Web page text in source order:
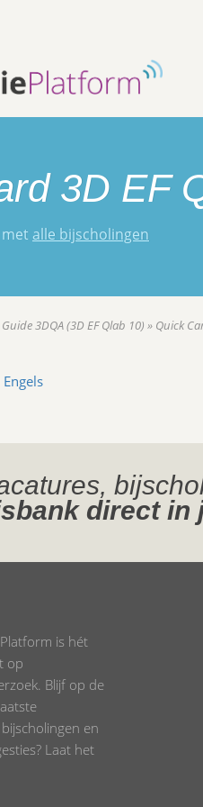
3D EF
alle bijscholingen
3DQA (3D EF Qlab 10) » Quick
direct in
is hét
op
Blijf op de
en
Laat het